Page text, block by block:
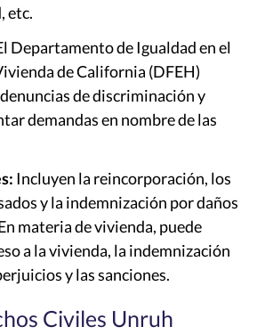
etc.
Departamento de Igualdad en el
de California (DFEH)
de discriminación y
demandas en nombre de las
Incluyen la reincorporación, los
y la indemnización por daños
materia de vivienda, puede
a la vivienda, la indemnización
y las sanciones.
Civiles Unruh